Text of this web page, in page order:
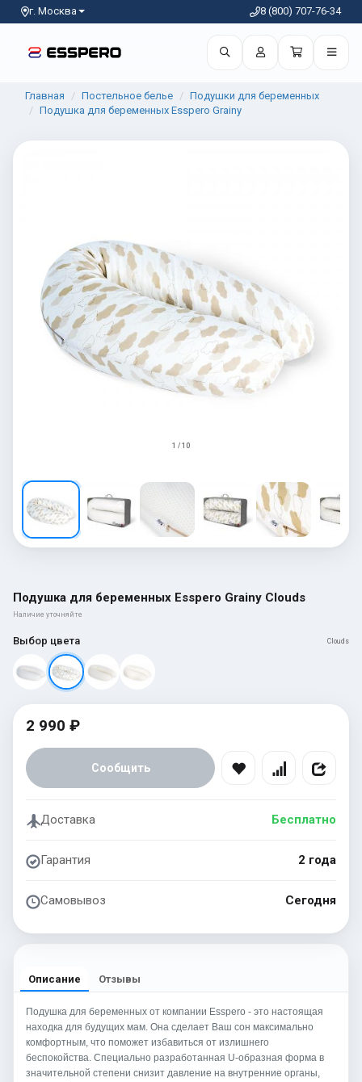
г. Москва 8 (800) 707-76-34
Главная Постельное белье
Подушки для беременных
Подушка для беременных Esspero Grainy
1 / 10
Подушка для беременных Esspero Grainy Clouds
Наличие уточняйте
Выбор цвета Clouds
2 990 ₽
Сообщить
Доставка Бесплатно
Гарантия 2 года
Самовывоз Сегодня
Описание Отзывы
Подушка для беременных от компании Esspero - это настоящая
находка для будущих мам. Она сделает Ваш сон максимально
комфортным, что поможет избавиться от излишнего
беспокойства. Специально разработанная U-образная форма в
значительной степени снизит давление на внутренние органы,